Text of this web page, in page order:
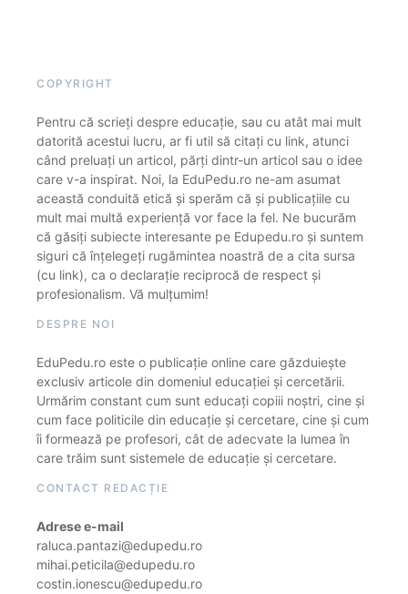
COPYRIGHT
Pentru că scrieți despre educație, sau cu atât mai mult
datorită acestui lucru, ar fi util să citați cu link, atunci
când preluați un articol, părți dintr-un articol sau o idee
care v-a inspirat. Noi, la EduPedu.ro ne-am asumat
această conduită etică și sperăm că și publicațiile cu
mult mai multă experiență vor face la fel. Ne bucurăm
că găsiți subiecte interesante pe Edupedu.ro și suntem
siguri că înțelegeți rugămintea noastră de a cita sursa
(cu link), ca o declarație reciprocă de respect și
profesionalism. Vă mulțumim!
DESPRE NOI
EduPedu.ro este o publicație online care găzduiește
exclusiv articole din domeniul educației și cercetării.
Urmărim constant cum sunt educați copiii noștri, cine și
cum face politicile din educație și cercetare, cine și cum
îi formează pe profesori, cât de adecvate la lumea în
care trăim sunt sistemele de educație și cercetare.
CONTACT REDACȚIE
Adrese e-mail
raluca.pantazi@edupedu.ro
mihai.peticila@edupedu.ro
costin.ionescu@edupedu.ro